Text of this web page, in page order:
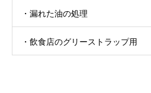
・漏れた油の処理
・飲食店のグリーストラップ用